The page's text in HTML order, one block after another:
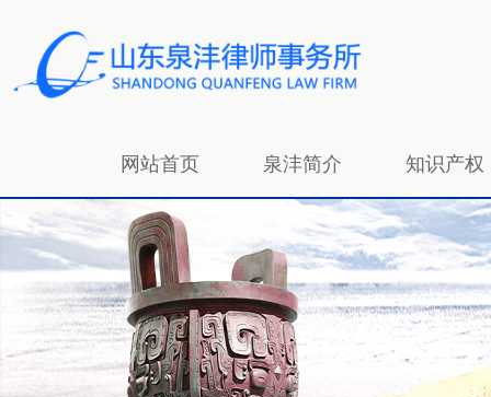
网站首页 泉沣简介 知识产权
招贤纳士